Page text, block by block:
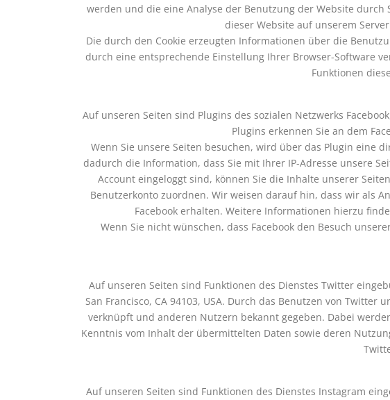
werden und die eine Analyse der Benutzung der Website
dieser Website auf unserem
Die durch den Cookie erzeugten Informationen über die
durch eine entsprechende Einstellung Ihrer Browser-Software
Funktionen
Auf unseren Seiten sind Plugins des sozialen Netzwerks
Plugins erkennen Sie an dem
Wenn Sie unsere Seiten besuchen, wird über das Plugin eine
dadurch die Information, dass Sie mit Ihrer IP-Adresse unsere
Account eingeloggt sind, können Sie die Inhalte unserer
Benutzerkonto zuordnen. Wir weisen darauf hin, dass wir als
Facebook erhalten. Weitere Informationen hierzu
Wenn Sie nicht wünschen, dass Facebook den Besuch
Auf unseren Seiten sind Funktionen des Dienstes Twitter
San Francisco, CA 94103, USA. Durch das Benutzen von
verknüpft und anderen Nutzern bekannt gegeben. Dabei
Kenntnis vom Inhalt der übermittelten Daten sowie deren
Auf unseren Seiten sind Funktionen des Dienstes Instagram